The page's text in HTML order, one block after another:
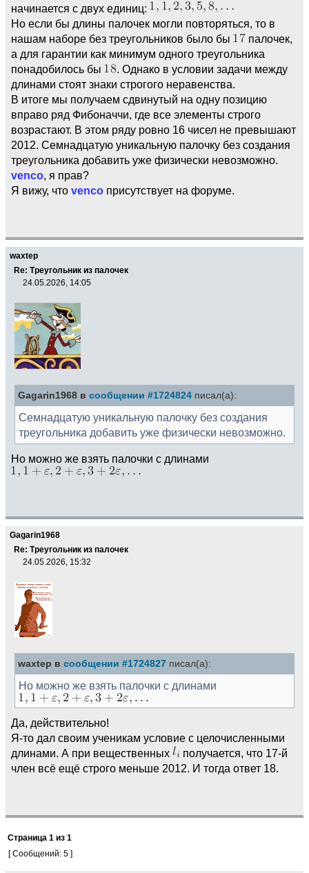
начинается с двух единиц:
Но если бы длины палочек могли повторяться, то в
нашам наборе без треугольников было бы
палочек,
а для гарантии как минимум одного треугольника
понадобилось бы
. Однако в условии задачи между
длинами стоят знаки строгого неравенства.
В итоге мы получаем сдвинутый на одну позицию
вправо ряд Фибоначчи, где все элементы строго
возрастают. В этом ряду ровно 16 чисел не превышают
2012. Семнадцатую уникальную палочку без создания
треугольника добавить уже физически невозможно.
venco, я прав?
Я вижу, что venco присутствует на форуме.
waxtep
Re: Треугольник из палочек
24.05.2026, 14:05
Gagarin1968 в сообщении #1724824 писал(а):
Семнадцатую уникальную палочку без создания
треугольника добавить уже физически невозможно.
Но можно же взять палочки с длинами
Gagarin1968
Re: Треугольник из палочек
24.05.2026, 15:32
waxtep в сообщении #1724827 писал(а):
Но можно же взять палочки с длинами
Да, действительно!
Я-то дал своим ученикам условие с целочисленными
длинами. А при вещественных
получается, что 17-й
член всё ещё строго меньше 2012. И тогда ответ 18.
Страница 1 из 1
[ Сообщений: 5 ]